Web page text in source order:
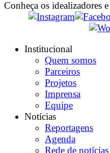
Conheça os idealizadores
Institucional
Quem somos
Parceiros
Projetos
Imprensa
Equipe
Notícias
Reportagens
Agenda
Rede de notícias